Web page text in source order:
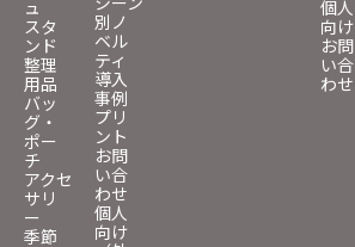
ュ
スタ
ンド
整理
用品
バッ
グ・
ポー
チ
アクセ
サリ
ー
季節
別ノ
ベル
ティ
導入
事例
プリ
ント
お問
い合
わせ
個人
向け
個人
向け
お問
い合
わせ